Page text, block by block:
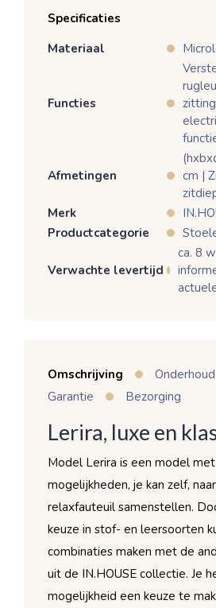
Specificaties
Materiaal
Functies
Afmetingen
cm |
Merk
Productcategorie
Verwachte levertijd
ca. 8
Omschrijving
Onderhoud
Garantie
Bezorging
Lerira, luxe en
Model Lerira is een model
mogelijkheden, je kan zelf,
relaxfauteuil samenstellen.
keuze in stof- en leersoorten
combinaties maken met de
uit de IN.HOUSE collectie. Je
mogelijkheid een keuze te